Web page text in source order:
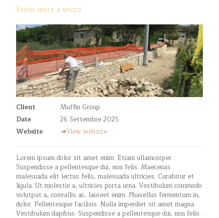
Assisi, muro a secco
Client
Muffin Group
Date
26 Settembre 2025
Website
View website
Lorem ipsum dolor sit amet enim. Etiam ullamcorper.
Suspendisse a pellentesque dui, non felis. Maecenas
malesuada elit lectus felis, malesuada ultricies. Curabitur et
ligula. Ut molestie a, ultricies porta urna. Vestibulum commodo
volutpat a, convallis ac, laoreet enim. Phasellus fermentum in,
dolor. Pellentesque facilisis. Nulla imperdiet sit amet magna.
Vestibulum dapibus. Suspendisse a pellentesque dui, non felis.